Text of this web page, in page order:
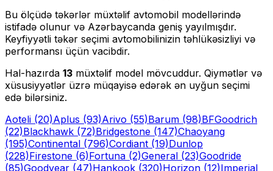
Bu ölçüdə təkərlər müxtəlif avtomobil modellərində
istifadə olunur və Azərbaycanda geniş yayılmışdır.
Keyfiyyətli təkər seçimi avtomobilinizin təhlükəsizliyi və
performansı üçün vacibdir.
Hal-hazırda 13 müxtəlif model mövcuddur. Qiymətlər və
xüsusiyyətlər üzrə müqayisə edərək ən uyğun seçimi
edə bilərsiniz.
Aoteli (20)Aplus (93)Arivo (55)Barum (98)BFGoodrich
(22)Blackhawk (72)Bridgestone (147)Chaoyang
(195)Continental (796)Cordiant (19)Dunlop
(228)Firestone (6)Fortuna (2)General (23)Goodride
(85)Goodyear (47)Hankook (320)Horizon (12)Imperial